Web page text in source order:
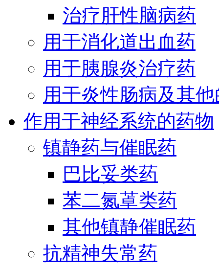
治疗肝性脑病药
用于消化道出血药
用于胰腺炎治疗药
用于炎性肠病及其
作用于神经系统的药物
镇静药与催眠药
巴比妥类药
苯二氮䓬类药
其他镇静催眠药
抗精神失常药